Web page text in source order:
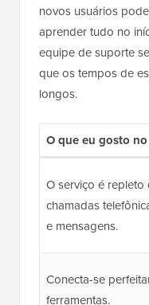
novos usuários
aprender tudo no
equipe de suporte
que os tempos de
longos.
O que eu gosto
O serviço é
chamadas
e mensagens.
Conecta-se
ferramentas.